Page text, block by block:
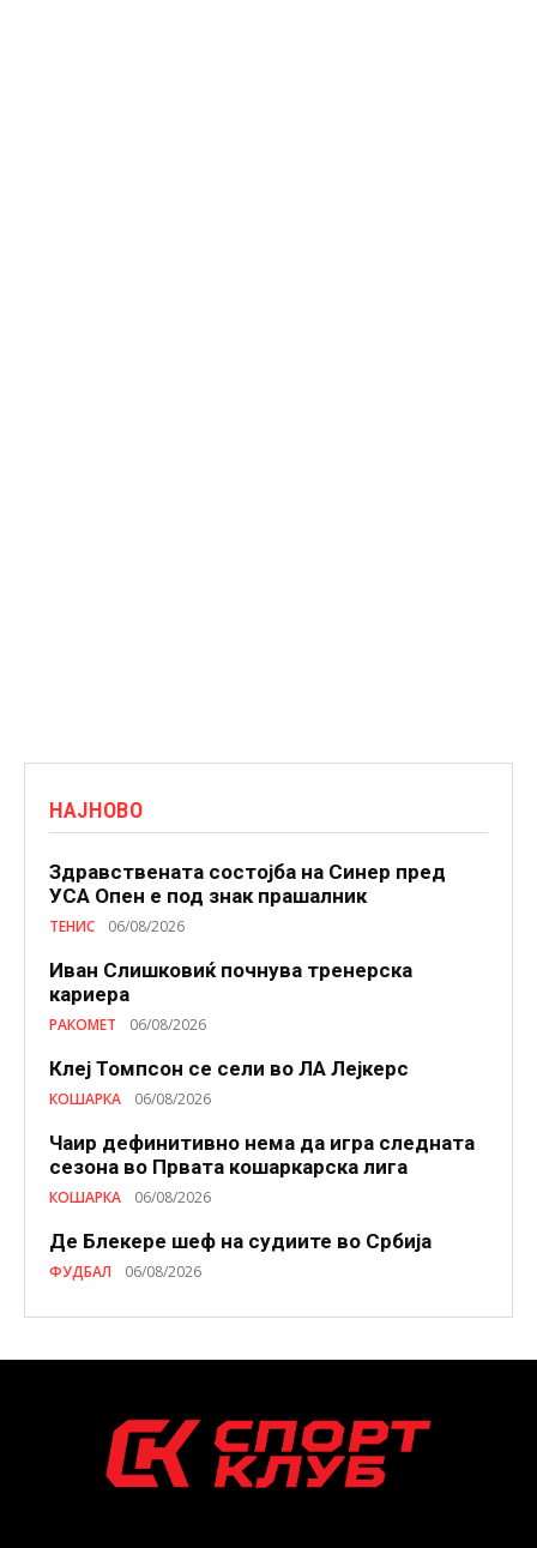
НАЈНОВО
Здравствената состојба на Синер пред
УСА Опен е под знак прашалник
ТЕНИС 06/08/2026
Иван Слишковиќ почнува тренерска
кариера
РАКОМЕТ 06/08/2026
Клеј Томпсон се сели во ЛА Лејкерс
КОШАРКА 06/08/2026
Чаир дефинитивно нема да игра следната
сезона во Првата кошаркарска лига
КОШАРКА 06/08/2026
Де Блекере шеф на судиите во Србија
ФУДБАЛ 06/08/2026